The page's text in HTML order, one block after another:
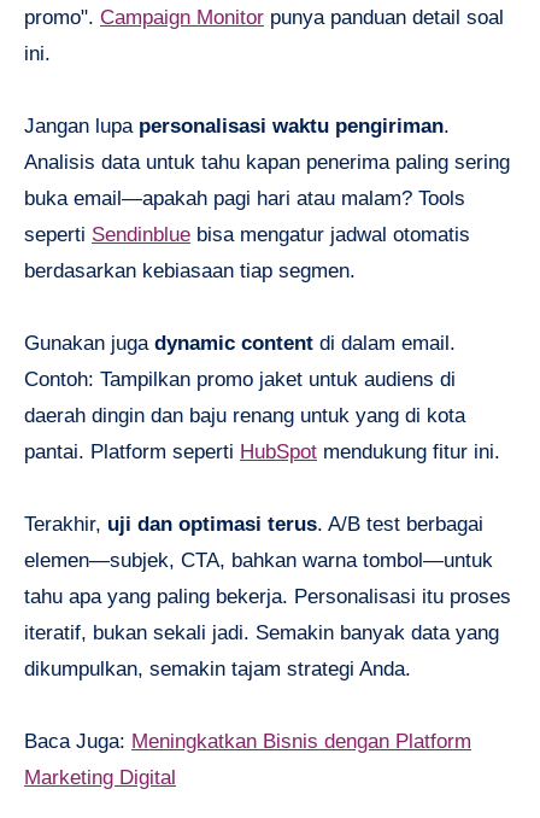
promo". Campaign Monitor punya panduan detail soal
ini.
Jangan lupa personalisasi waktu pengiriman.
Analisis data untuk tahu kapan penerima paling sering
buka email—apakah pagi hari atau malam? Tools
seperti Sendinblue bisa mengatur jadwal otomatis
berdasarkan kebiasaan tiap segmen.
Gunakan juga dynamic content di dalam email.
Contoh: Tampilkan promo jaket untuk audiens di
daerah dingin dan baju renang untuk yang di kota
pantai. Platform seperti HubSpot mendukung fitur ini.
Terakhir, uji dan optimasi terus. A/B test berbagai
elemen—subjek, CTA, bahkan warna tombol—untuk
tahu apa yang paling bekerja. Personalisasi itu proses
iteratif, bukan sekali jadi. Semakin banyak data yang
dikumpulkan, semakin tajam strategi Anda.
Baca Juga: Meningkatkan Bisnis dengan Platform
Marketing Digital